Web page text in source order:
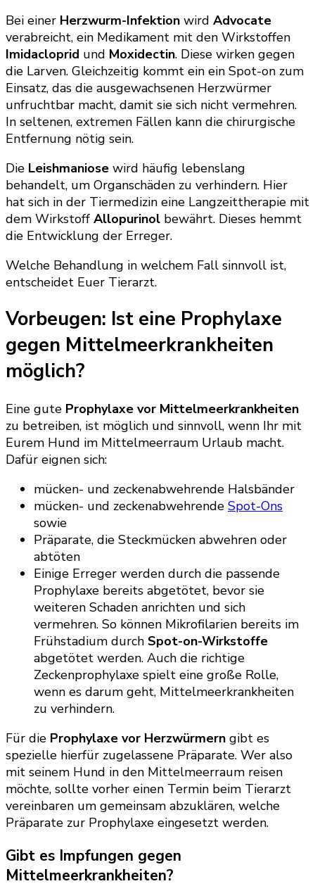
Bei einer Herzwurm-Infektion wird Advocate
verabreicht, ein Medikament mit den Wirkstoffen
Imidacloprid und Moxidectin. Diese wirken gegen
die Larven. Gleichzeitig kommt ein ein Spot-on zum
Einsatz, das die ausgewachsenen Herzwürmer
unfruchtbar macht, damit sie sich nicht vermehren.
In seltenen, extremen Fällen kann die chirurgische
Entfernung nötig sein.
Die Leishmaniose wird häufig lebenslang
behandelt, um Organschäden zu verhindern. Hier
hat sich in der Tiermedizin eine Langzeittherapie mit
dem Wirkstoff Allopurinol bewährt. Dieses hemmt
die Entwicklung der Erreger.
Welche Behandlung in welchem Fall sinnvoll ist,
entscheidet Euer Tierarzt.
Vorbeugen: Ist eine Prophylaxe
gegen Mittelmeerkrankheiten
möglich?
Eine gute Prophylaxe vor Mittelmeerkrankheiten
zu betreiben, ist möglich und sinnvoll, wenn Ihr mit
Eurem Hund im Mittelmeerraum Urlaub macht.
Dafür eignen sich:
mücken- und zeckenabwehrende Halsbänder
mücken- und zeckenabwehrende Spot-Ons
sowie
Präparate, die Steckmücken abwehren oder
abtöten
Einige Erreger werden durch die passende
Prophylaxe bereits abgetötet, bevor sie
weiteren Schaden anrichten und sich
vermehren. So können Mikrofilarien bereits im
Frühstadium durch Spot-on-Wirkstoffe
abgetötet werden. Auch die richtige
Zeckenprophylaxe spielt eine große Rolle,
wenn es darum geht, Mittelmeerkrankheiten
zu verhindern.
Für die Prophylaxe vor Herzwürmern gibt es
spezielle hierfür zugelassene Präparate. Wer also
mit seinem Hund in den Mittelmeerraum reisen
möchte, sollte vorher einen Termin beim Tierarzt
vereinbaren um gemeinsam abzuklären, welche
Präparate zur Prophylaxe eingesetzt werden.
Gibt es Impfungen gegen
Mittelmeerkrankheiten?